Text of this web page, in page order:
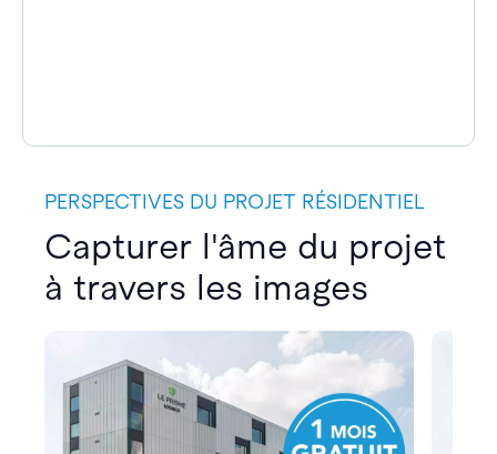
PERSPECTIVES DU PROJET RÉSIDENTIEL
Capturer l'âme du projet
à travers les images